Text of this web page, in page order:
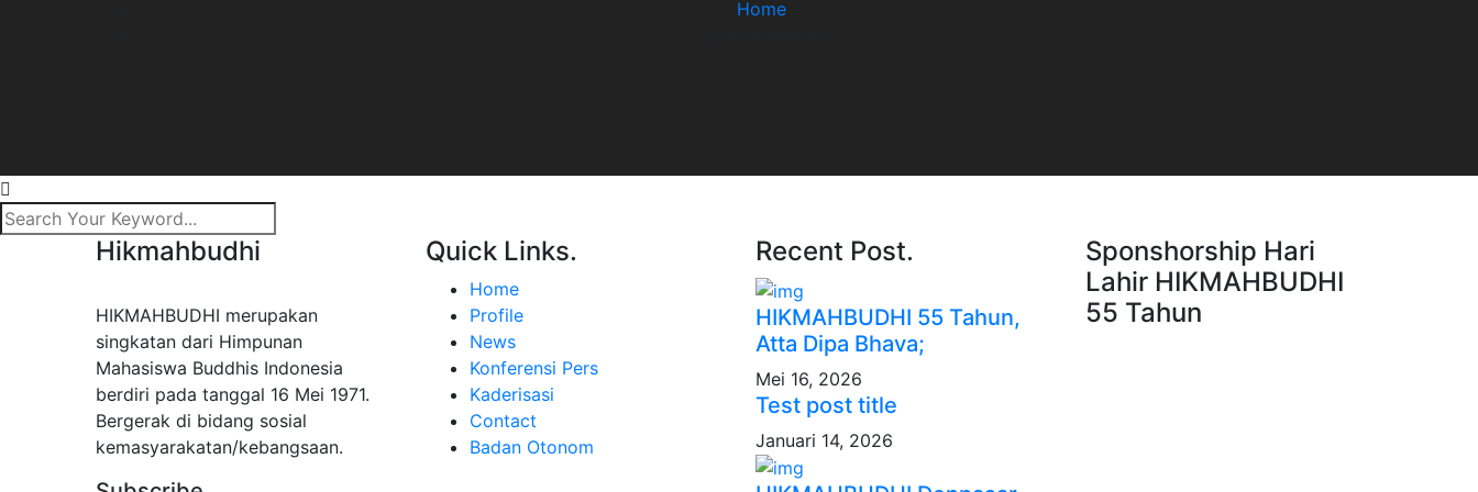
Home
Hikmahbudhi
HIKMAHBUDHI merupakan
singkatan dari Himpunan
Mahasiswa Buddhis Indonesia
berdiri pada tanggal 16 Mei 1971.
Bergerak di bidang sosial
kemasyarakatan/kebangsaan.
Quick Links.
Home
Profile
News
Konferensi Pers
Kaderisasi
Contact
Badan Otonom
Recent Post.
HIKMAHBUDHI 55 Tahun,
Atta Dipa Bhava;
Mei 16, 2026
Test post title
Januari 14, 2026
Sponshorship Hari
Lahir HIKMAHBUDHI
55 Tahun